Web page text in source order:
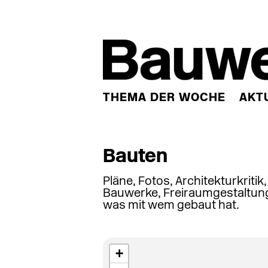
THEMA DER WOCHE
Bauten
Pläne, Fotos,
Bauwerke,
was mit wem gebaut hat.
+